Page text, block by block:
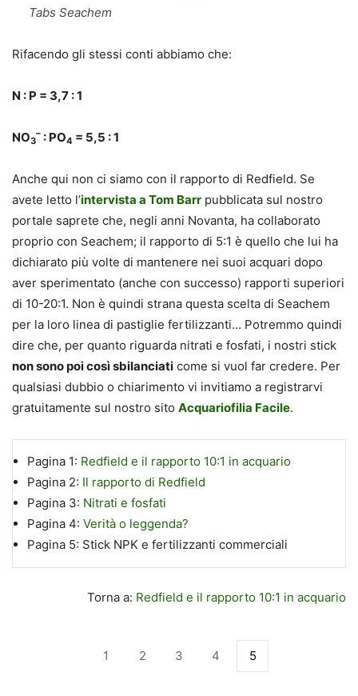
Tabs Seachem
Rifacendo gli stessi conti abbiamo che:
N : P = 3,7 : 1
NO3
– : PO4 = 5,5 : 1
Anche qui non ci siamo con il rapporto di Redfield. Se
avete letto l’intervista a Tom Barr pubblicata sul nostro
portale saprete che, negli anni Novanta, ha collaborato
proprio con Seachem; il rapporto di 5:1 è quello che lui ha
dichiarato più volte di mantenere nei suoi acquari dopo
aver sperimentato (anche con successo) rapporti superiori
di 10-20:1. Non è quindi strana questa scelta di Seachem
per la loro linea di pastiglie fertilizzanti… Potremmo quindi
dire che, per quanto riguarda nitrati e fosfati, i nostri stick
non sono poi così sbilanciati come si vuol far credere. Per
qualsiasi dubbio o chiarimento vi invitiamo a registrarvi
gratuitamente sul nostro sito Acquariofilia Facile.
Pagina 1: Redfield e il rapporto 10:1 in acquario
Pagina 2: Il rapporto di Redfield
Pagina 3: Nitrati e fosfati
Pagina 4: Verità o leggenda?
Pagina 5: Stick NPK e fertilizzanti commerciali
Torna a: Redfield e il rapporto 10:1 in acquario
1 2 3 4 5